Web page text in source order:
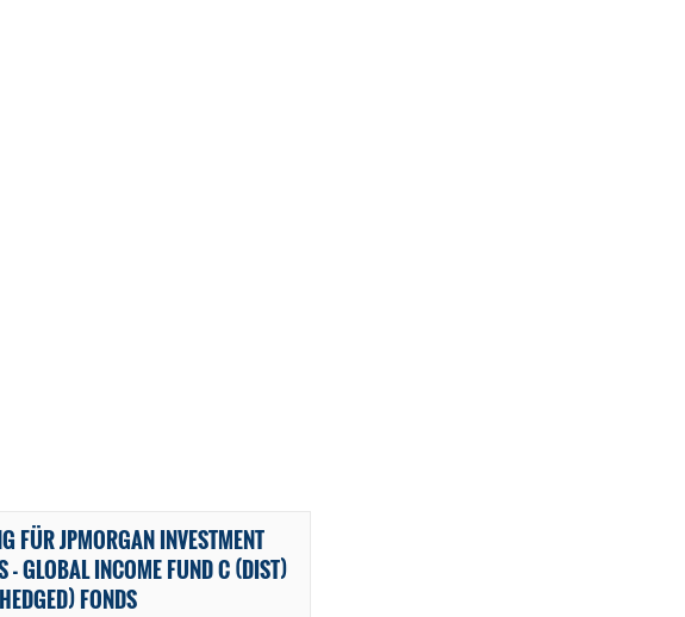
FÜR JPMORGAN INVESTMENT
- GLOBAL INCOME FUND C (DIST)
FONDS